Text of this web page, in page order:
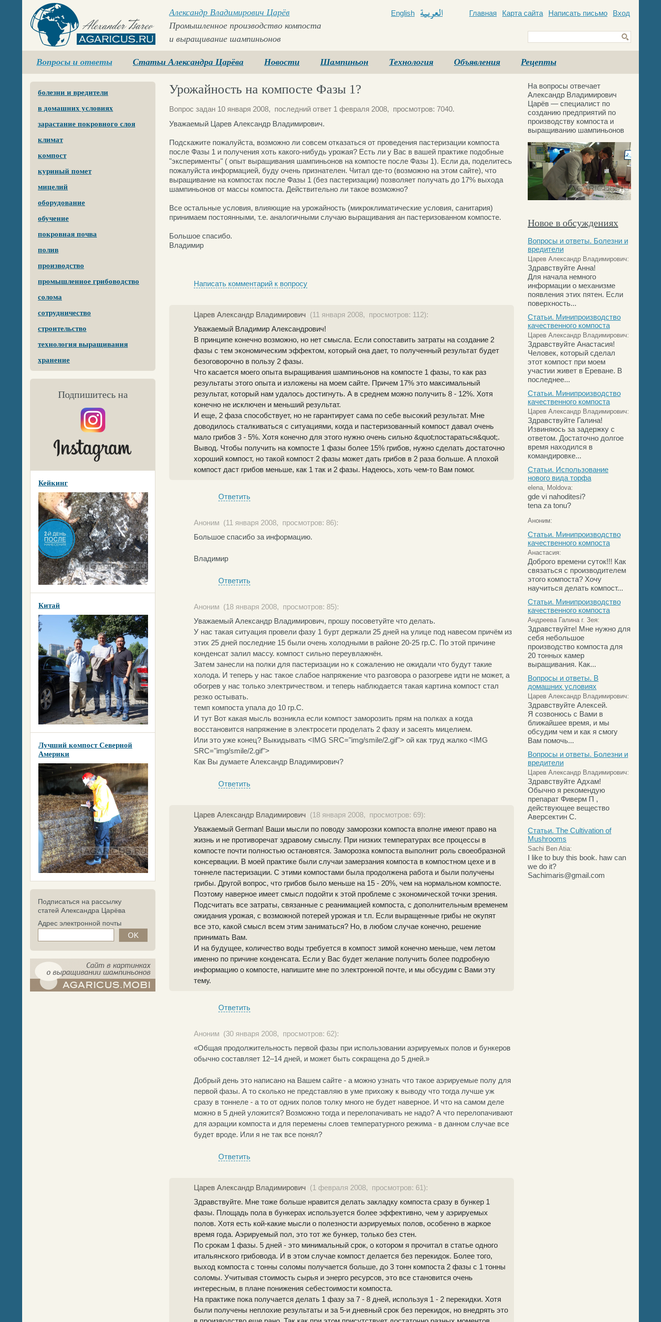
Agaricus.ru
Александр Владимирович Царёв
Промышленное производство компоста
и выращивание шампиньонов
English
Главная Карта сайта Написать письмо Вход
Вопросы и ответы Статьи Александра Царёва Новости Шампиньон Технология Объявления Рецепты
болезни и вредители
в домашних условиях
зарастание покровного слоя
климат
компост
куриный помет
мицелий
оборудование
обучение
покровная почва
полив
производство
промышленное грибоводство
солома
сотрудничество
строительство
технология выращивания
хранение
Подпишитесь на
Кейкинг
Китай
Лучший компост Северной
Америки
Подписаться на рассылку
статей Александра Царёва
Адрес электронной почты
Урожайность на компосте Фазы 1?
Вопрос задан 10 января 2008, последний ответ 1 февраля 2008, просмотров: 7040.
Уважаемый Царев Александр Владимирович.
Подскажите пожалуйста, возможно ли совсем отказаться от проведения пастеризации компоста
после Фазы 1 и получения хоть какого-нибудь урожая? Есть ли у Вас в вашей практике подобные
"эксперименты" ( опыт выращивания шампиньонов на компосте после Фазы 1). Если да, поделитесь
пожалуйста информацией, буду очень признателен. Читал где-то (возможно на этом сайте), что
выращивание на компостах после Фазы 1 (без пастеризации) позволяет получать до 17% выхода
шампиньонов от массы компоста. Действительно ли такое возможно?
Все остальные условия, влияющие на урожайность (микроклиматические условия, санитария)
принимаем постоянными, т.е. аналогичными случаю выращивания ан пастеризованном компосте.
Большое спасибо.
Владимир
Написать комментарий к вопросу
Царев Александр Владимирович (11 января 2008, просмотров: 112):
Уважаемый Владимир Александрович!
В принципе конечно возможно, но нет смысла. Если сопоставить затраты на создание 2
фазы с тем экономическим эффектом, который она дает, то полученный результат будет
безоговорочно в пользу 2 фазы.
Что касается моего опыта выращивания шампиньонов на компосте 1 фазы, то как раз
результаты этого опыта и изложены на моем сайте. Причем 17% это максимальный
результат, который нам удалось достигнуть. А в среднем можно получить 8 - 12%. Хотя
конечно не исключен и меньший результат.
И еще, 2 фаза способствует, но не гарантирует сама по себе высокий результат. Мне
доводилось сталкиваться с ситуациями, когда и пастеризованный компост давал очень
мало грибов 3 - 5%. Хотя конечно для этого нужно очень сильно &quot;постараться&quot;.
Вывод. Чтобы получить на компосте 1 фазы более 15% грибов, нужно сделать достаточно
хороший компост, но такой компост 2 фазы может дать грибов в 2 раза больше. А плохой
компост даст грибов меньше, как 1 так и 2 фазы. Надеюсь, хоть чем-то Вам помог.
Ответить
Аноним (11 января 2008, просмотров: 86):
Большое спасибо за информацию.
Владимир
Ответить
Аноним (18 января 2008, просмотров: 85):
Уважаемый Александр Владимирович, прошу посоветуйте что делать.
У нас такая ситуация провели фазу 1 бурт держали 25 дней на улице под навесом причём из
этих 25 дней последние 15 были очень холодными в районе 20-25 гр.С. По этой причине
конденсат залил массу. компост сильно переувлажнён.
Затем занесли на полки для пастеризации но к сожалению не ожидали что будут такие
холода. И теперь у нас такое слабое напряжение что разговора о разогреве идти не может, а
обогрев у нас только электричеством. и теперь наблюдается такая картина компост стал
резко остывать.
темп компоста упала до 10 гр.С.
И тут Вот какая мысль возникла если компост заморозить прям на полках а когда
восстановится напряжение в электросети проделать 2 фазу и засеять мицелием.
Или это уже конец? Выкидывать <IMG SRC="img/smile/2.gif"> ой как труд жалко <IMG
SRC="img/smile/2.gif">
Как Вы думаете Александр Владимирович?
Ответить
Царев Александр Владимирович (18 января 2008, просмотров: 69):
Уважаемый German! Ваши мысли по поводу заморозки компоста вполне имеют право на
жизнь и не противоречат здравому смыслу. При низких температурах все процессы в
компосте почти полностью остановятся. Заморозка компоста выполнит роль своеобразной
консервации. В моей практике были случаи замерзания компоста в компостном цехе и в
тоннеле пастеризации. С этими компостами была продолжена работа и были получены
грибы. Другой вопрос, что грибов было меньше на 15 - 20%, чем на нормальном компосте.
Поэтому наверное имеет смысл подойти к этой проблеме с экономической точки зрения.
Подсчитать все затраты, связанные с реанимацией компоста, с дополнительным временем
ожидания урожая, с возможной потерей урожая и т.п. Если выращенные грибы не окупят
все это, какой смысл всем этим заниматься? Но, в любом случае конечно, решение
принимать Вам.
И на будущее, количество воды требуется в компост зимой конечно меньше, чем летом
именно по причине конденсата. Если у Вас будет желание получить более подробную
информацию о компосте, напишите мне по электронной почте, и мы обсудим с Вами эту
тему.
Ответить
Аноним (30 января 2008, просмотров: 62):
«Общая продолжительность первой фазы при использовании аэрируемых полов и бункеров
обычно составляет 12–14 дней, и может быть сокращена до 5 дней.»
Добрый день это написано на Вашем сайте - а можно узнать что такое аэрируемые полу для
первой фазы. А то сколько не представляю в уме прихожу к выводу что тогда лучше уж
сразу в тоннеле - а то от одних полов толку много не будет наверное. И что на самом деле
можно в 5 дней уложится? Возможно тогда и перелопачивать не надо? А что перелопачивают
для аэрации компоста и для перемены слоев температурного режима - в данном случае все
будет вроде. Или я не так все понял?
Ответить
Царев Александр Владимирович (1 февраля 2008, просмотров: 61):
Здравствуйте. Мне тоже больше нравится делать закладку компоста сразу в бункер 1
фазы. Площадь пола в бункерах используется более эффективно, чем у аэрируемых
полов. Хотя есть кой-какие мысли о полезности аэрируемых полов, особенно в жаркое
время года. Аэрируемый пол, это тот же бункер, только без стен.
По срокам 1 фазы. 5 дней - это минимальный срок, о котором я прочитал в статье одного
итальянского грибовода. И в этом случае компост делается без перекидок. Более того,
выход компоста с тонны соломы получается больше, до 3 тонн компоста 2 фазы с 1 тонны
соломы. Учитывая стоимость сырья и энерго ресурсов, это все становится очень
интересным, в плане понижения себестоимости компоста.
На практике пока получается делать 1 фазу за 7 - 8 дней, используя 1 - 2 перекидки. Хотя
были получены неплохие результаты и за 5-и дневный срок без перекидок, но внедрять это
На вопросы отвечает
Александр Владимирович
Царёв — специалист по
созданию предприятий по
производству компоста и
выращиванию шампиньонов
Новое в обсуждениях
Вопросы и ответы. Болезни и
вредители
Царев Александр Владимирович:
Здравствуйте Анна!
Для начала немного
информации о механизме
появления этих пятен. Если
поверхность...
Статьи. Минипроизводство
качественного компоста
Царев Александр Владимирович:
Здравствуйте Анастасия!
Человек, который сделал
этот компост при моем
участии живет в Ереване. В
последнее...
Статьи. Минипроизводство
качественного компоста
Царев Александр Владимирович:
Здравствуйте Галина!
Извиняюсь за задержку с
ответом. Достаточно долгое
время находился в
командировке...
Статьи. Использование
нового вида торфа
elena, Moldova:
gde vi nahoditesi?
tena za tonu?
Аноним:
Статьи. Минипроизводство
качественного компоста
Анастасия:
Доброго времени суток!!! Как
связаться с производителем
этого компоста? Хочу
научиться делать компост...
Статьи. Минипроизводство
качественного компоста
Андреева Галина г. Зея:
Здравствуйте! Мне нужно для
себя небольшое
производство компоста для
20 тонных камер
выращивания. Как...
Вопросы и ответы. В
домашних условиях
Царев Александр Владимирович:
Здравствуйте Алексей.
Я созвонюсь с Вами в
ближайшее время, и мы
обсудим чем и как я смогу
Вам помочь...
Вопросы и ответы. Болезни и
вредители
Царев Александр Владимирович:
Здравствуйте Адхам!
Обычно я рекомендую
препарат Фиверм П ,
действующее вещество
Аверсектин С.
Статьи. The Cultivation of
Mushrooms
Sachi Ben Atia:
I like to buy this book. haw can
we do it?
Sachimaris@gmail.com